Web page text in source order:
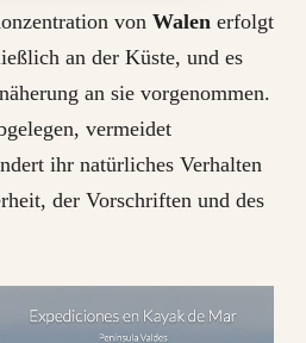
von Walen erfolgt
an der Küste, und es
an sie vorgenommen.
vermeidet
ihr natürliches Verhalten
der Vorschriften und des